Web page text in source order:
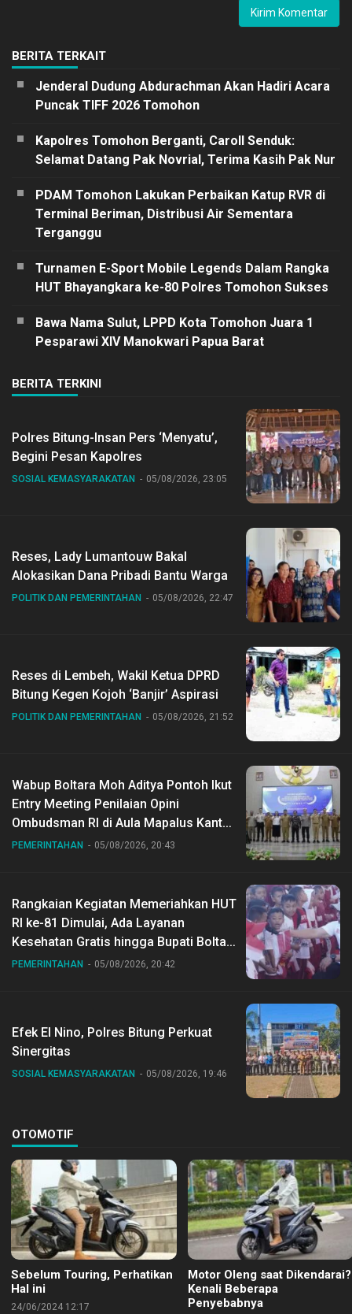
BERITA TERKAIT
Jenderal Dudung Abdurachman Akan Hadiri Acara
Puncak TIFF 2026 Tomohon
Kapolres Tomohon Berganti, Caroll Senduk:
Selamat Datang Pak Novrial, Terima Kasih Pak Nur
PDAM Tomohon Lakukan Perbaikan Katup RVR di
Terminal Beriman, Distribusi Air Sementara
Terganggu
Turnamen E-Sport Mobile Legends Dalam Rangka
HUT Bhayangkara ke-80 Polres Tomohon Sukses
Bawa Nama Sulut, LPPD Kota Tomohon Juara 1
Pesparawi XIV Manokwari Papua Barat
BERITA TERKINI
Polres Bitung-Insan Pers ‘Menyatu’,
Begini Pesan Kapolres
SOSIAL KEMASYARAKATAN 05/08/2026, 23:05
Reses, Lady Lumantouw Bakal
Alokasikan Dana Pribadi Bantu Warga
POLITIK DAN PEMERINTAHAN 05/08/2026, 22:47
Reses di Lembeh, Wakil Ketua DPRD
Bitung Kegen Kojoh ‘Banjir’ Aspirasi
POLITIK DAN PEMERINTAHAN 05/08/2026, 21:52
Wabup Boltara Moh Aditya Pontoh Ikut
Entry Meeting Penilaian Opini
Ombudsman RI di Aula Mapalus Kantur
Gubernur Sulut
PEMERINTAHAN 05/08/2026, 20:43
Rangkaian Kegiatan Memeriahkan HUT
RI ke-81 Dimulai, Ada Layanan
Kesehatan Gratis hingga Bupati Boltara
Dr Sirajudin Lasena Ikut Jalan Sehat
PEMERINTAHAN 05/08/2026, 20:42
Efek El Nino, Polres Bitung Perkuat
Sinergitas
SOSIAL KEMASYARAKATAN 05/08/2026, 19:46
OTOMOTIF
Sebelum Touring, Perhatikan
Hal ini
24/06/2024 12:17
Motor Oleng saat Dikendarai?
Kenali Beberapa
Penyebabnya